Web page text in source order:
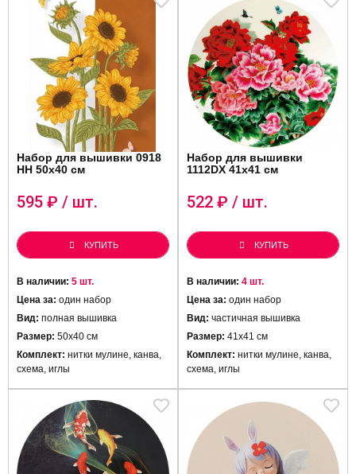
Набор для вышивки 0918
HH 50x40 см
595 ₽ / шт.
КУПИТЬ
В наличии: 5 шт.
Цена за: один набор
Вид: полная вышивка
Размер: 50x40 см
Комплект: нитки мулине, канва,
схема, иглы
Набор для вышивки
1112DX 41х41 см
522 ₽ / шт.
КУПИТЬ
В наличии: 4 шт.
Цена за: один набор
Вид: частичная вышивка
Размер: 41х41 см
Комплект: нитки мулине, канва,
схема, иглы